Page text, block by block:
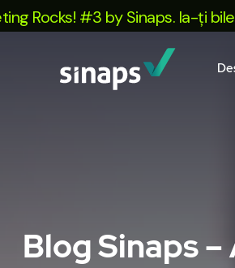
#3 by Sinaps. Ia-ți biletul
Blog Sinaps